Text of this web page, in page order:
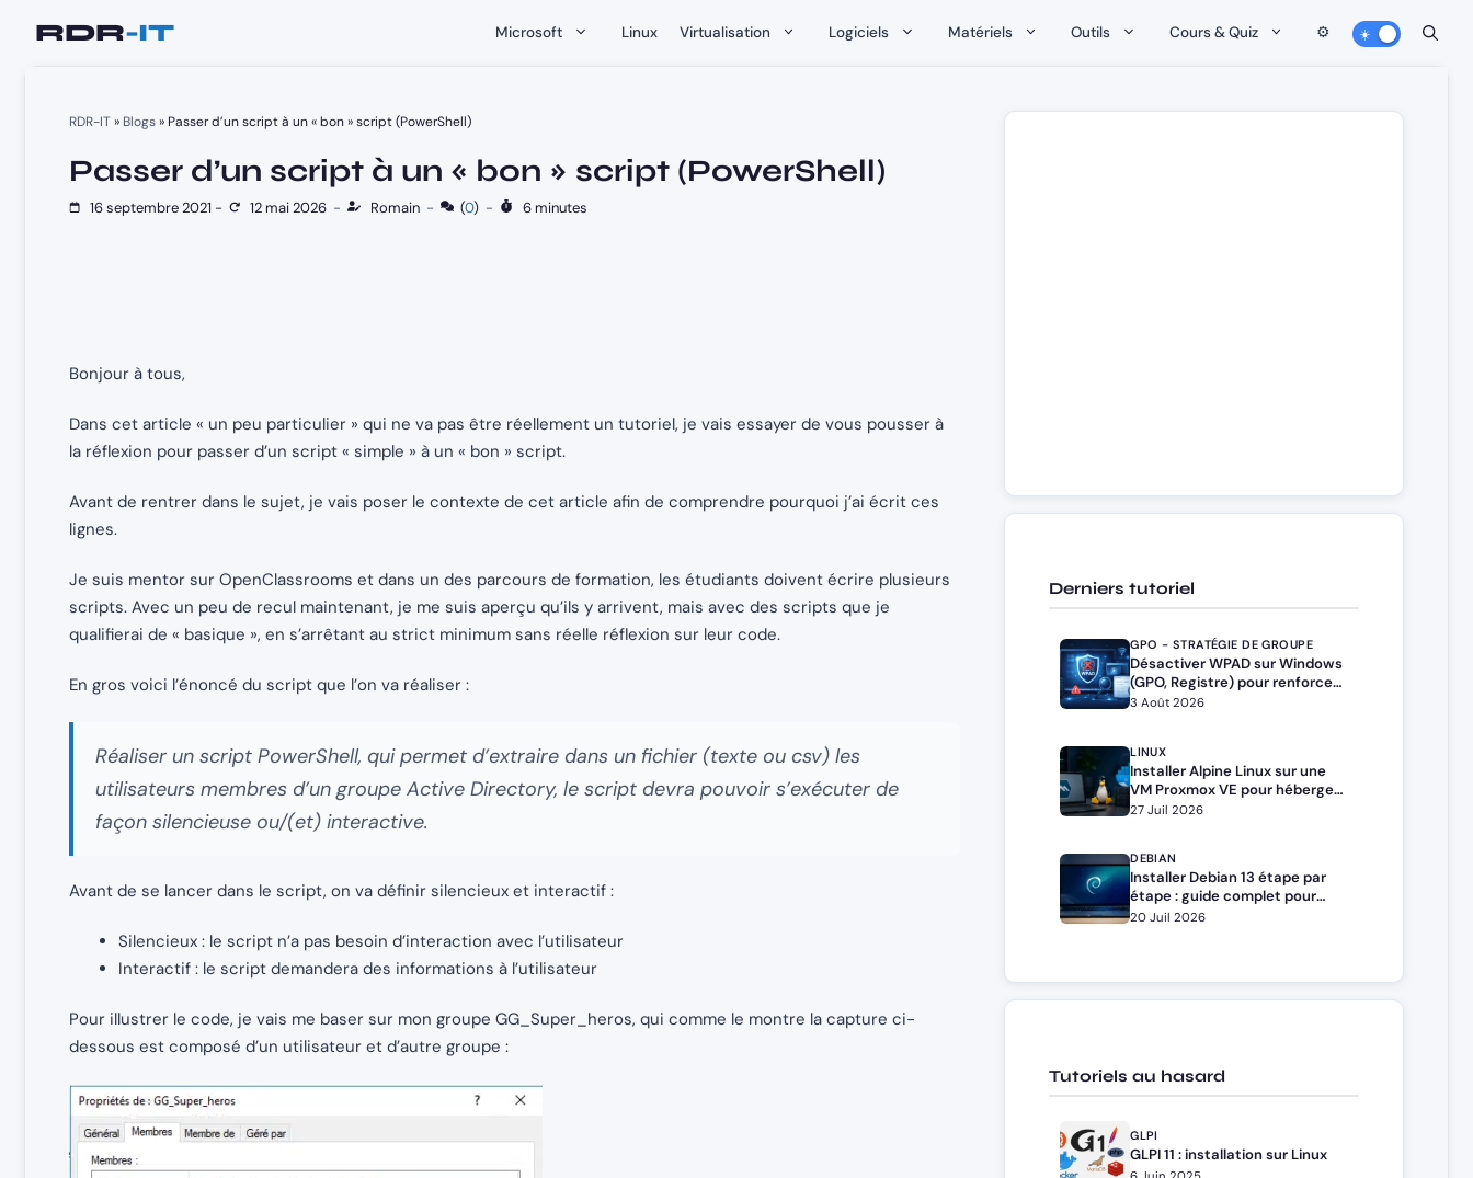
Microsoft Linux Virtualisation Logiciels Matériels Outils Cours & Quiz ⚙️
RDR-IT» Blogs» Passer d’un script à un « bon » script (PowerShell)
Passer d’un script à un « bon » script (PowerShell)
16 septembre 2021 - 12 mai 2026 - Romain - (0) - 6 minutes
Bonjour à tous,
Dans cet article « un peu particulier » qui ne va pas être réellement un tutoriel, je vais essayer de vous pousser à
la réflexion pour passer d’un script « simple » à un « bon » script.
Avant de rentrer dans le sujet, je vais poser le contexte de cet article afin de comprendre pourquoi j’ai écrit ces
lignes.
Je suis mentor sur OpenClassrooms et dans un des parcours de formation, les étudiants doivent écrire plusieurs
scripts. Avec un peu de recul maintenant, je me suis aperçu qu’ils y arrivent, mais avec des scripts que je
qualifierai de « basique », en s’arrêtant au strict minimum sans réelle réflexion sur leur code.
En gros voici l’énoncé du script que l’on va réaliser :
Réaliser un script PowerShell, qui permet d’extraire dans un fichier (texte ou csv) les
utilisateurs membres d’un groupe Active Directory, le script devra pouvoir s’exécuter de
façon silencieuse ou/(et) interactive.
Avant de se lancer dans le script, on va définir silencieux et interactif :
Silencieux : le script n’a pas besoin d’interaction avec l’utilisateur
Interactif : le script demandera des informations à l’utilisateur
Pour illustrer le code, je vais me baser sur mon groupe GG_Super_heros, qui comme le montre la capture ci-
dessous est composé d’un utilisateur et d’autre groupe :
Derniers tutoriel
GPO - STRATÉGIE DE GROUPE
Désactiver WPAD sur Windows
(GPO, Registre) pour renforcer
la sécurité
3 Août 2026
LINUX
Installer Alpine Linux sur une
VM Proxmox VE pour héberger
Docker et Docker Compose
27 Juil 2026
DEBIAN
Installer Debian 13 étape par
étape : guide complet pour
débutants et administrateurs
20 Juil 2026
Tutoriels au hasard
GLPI
GLPI 11 : installation sur Linux